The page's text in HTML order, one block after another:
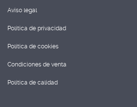
Aviso legal
Política de privacidad
Política de cookies
Condiciones de venta
Política de calidad